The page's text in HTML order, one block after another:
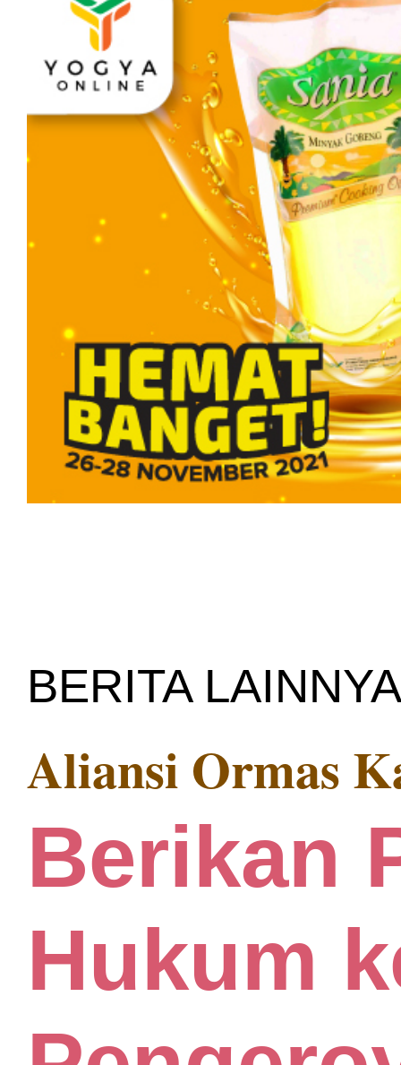
BERITA LAINNYA
Aliansi Ormas
Berikan
Hukum